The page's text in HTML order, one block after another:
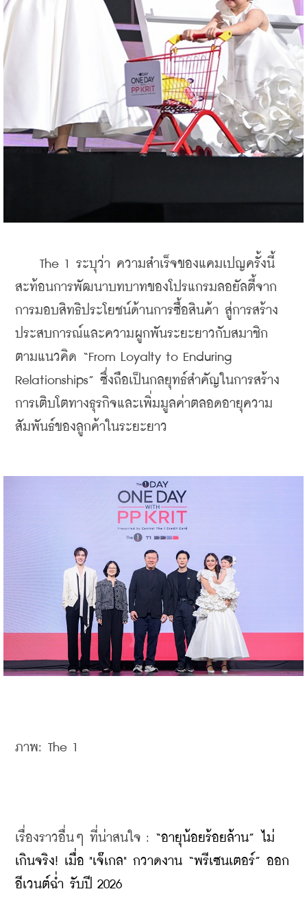
The 1 ระบุว่า ความสำเร็จของแคมเปญครั้งนี้
สะท้อนการพัฒนาบทบาทของโปรแกรมลอยัลตี้จาก
การมอบสิทธิประโยชน์ด้านการซื้อสินค้า สู่การสร้าง
ประสบการณ์และความผูกพันระยะยาวกับสมาชิก
ตามแนวคิด “From Loyalty to Enduring
Relationships” ซึ่งถือเป็นกลยุทธ์สำคัญในการสร้าง
การเติบโตทางธุรกิจและเพิ่มมูลค่าตลอดอายุความ
สัมพันธ์ของลูกค้าในระยะยาว
ภาพ: The 1
เรื่องราวอื่นๆ ที่น่าสนใจ : “อายุน้อยร้อยล้าน” ไม่
เกินจริง! เมื่อ "เจ๊เกล" กวาดงาน “พรีเซนเตอร์” ออก
อีเวนต์ฉ่ำ รับปี 2026